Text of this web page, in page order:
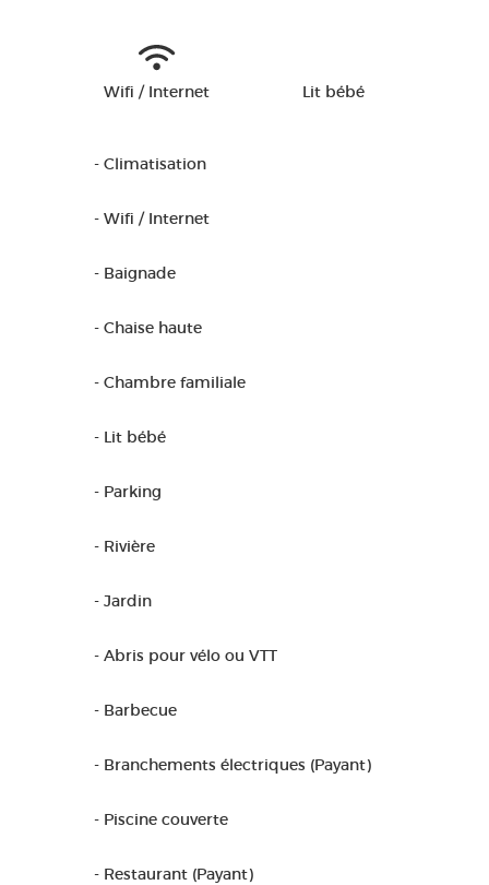
Wifi / Internet Lit bébé
- Climatisation
- Wifi / Internet
- Baignade
- Chaise haute
- Chambre familiale
- Lit bébé
- Parking
- Rivière
- Jardin
- Abris pour vélo ou VTT
- Barbecue
- Branchements électriques (Payant)
- Piscine couverte
- Restaurant (Payant)